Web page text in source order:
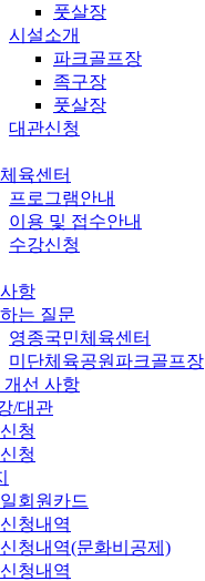
풋살장
시설소개
파크골프장
족구장
풋살장
대관신청
육센터
프로그램안내
이용 및 접수안내
수강신청
항
는 질문
영종국민체육센터
미단체육공원파크골프장
개선 사항
/대관
청
청
회원카드
청내역
청내역(문화비공제)
청내역